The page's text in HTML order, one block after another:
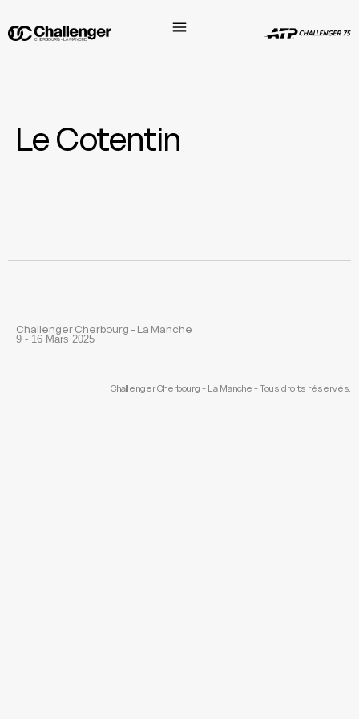
Le Cotentin
Challenger Cherbourg - La Manche
9 - 16 Mars 2025
Challenger Cherbourg - La Manche - Tous droits réservés.